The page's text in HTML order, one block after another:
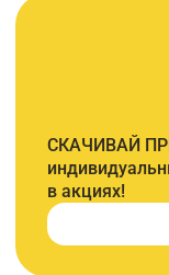
СКАЧИВАЙ
в акциях!